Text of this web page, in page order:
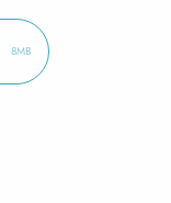
8MB